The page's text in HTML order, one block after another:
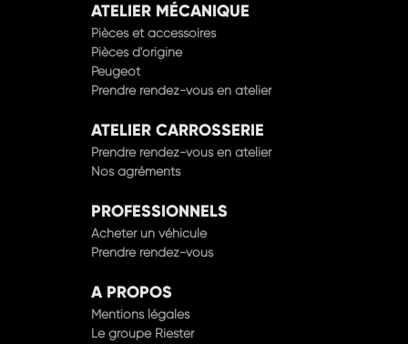
ATELIER MÉCANIQUE
Pièces et accessoires
Pièces d'origine
Peugeot
Prendre rendez-vous en atelier
ATELIER CARROSSERIE
Prendre rendez-vous en atelier
Nos agréments
PROFESSIONNELS
Acheter un véhicule
Prendre rendez-vous
A PROPOS
Mentions légales
Le groupe Riester